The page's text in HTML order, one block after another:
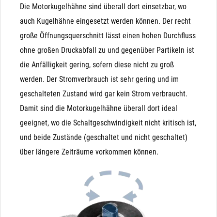
halten Differenzdruck nur in Flussrichtung. Entsteht ein
Gegendruck, der höher, als der Eingangsdruck ist (z.B.
nach dem Befüllen eines Behälters), drückt dieser das
Magnetventil wieder auf. Der Kugelhahn hingegen ist
nach Betätigung in beiden Richtungen dicht.
Unterdruck: Bei Unterdruck (Saugen auf der
Ausgangsseite) wird die Funktion schwer vorhersagbar.
Besonders bei NO-Magnetventilen kann es durchaus
passieren, dass ein Unterdruck auf der Ausgangsseite
die Membrane nach unten zieht und das Ventil
Manuelle (Not)Betätigung: Das Magnetventil wird
ausschließlich durch Magnetkraft geschlossen und
Unsere Variante mit Kondensator ist ideal geeignet für
Die Motorkugelhähne sind überall dort einsetzbar, wo
auch Kugelhähne eingesetzt werden können. Der recht
große Öffnungsquerschnitt lässt einen hohen Durchfluss
ohne großen Druckabfall zu und gegenüber Partikeln ist
die Anfälligkeit gering, sofern diese nicht zu groß
werden. Der Stromverbrauch ist sehr gering und im
geschalteten Zustand wird gar kein Strom verbraucht.
Damit sind die Motorkugelhähne überall dort ideal
geeignet, wo die Schaltgeschwindigkeit nicht kritisch ist,
und beide Zustände (geschaltet und nicht geschaltet)
über längere Zeiträume vorkommen können.